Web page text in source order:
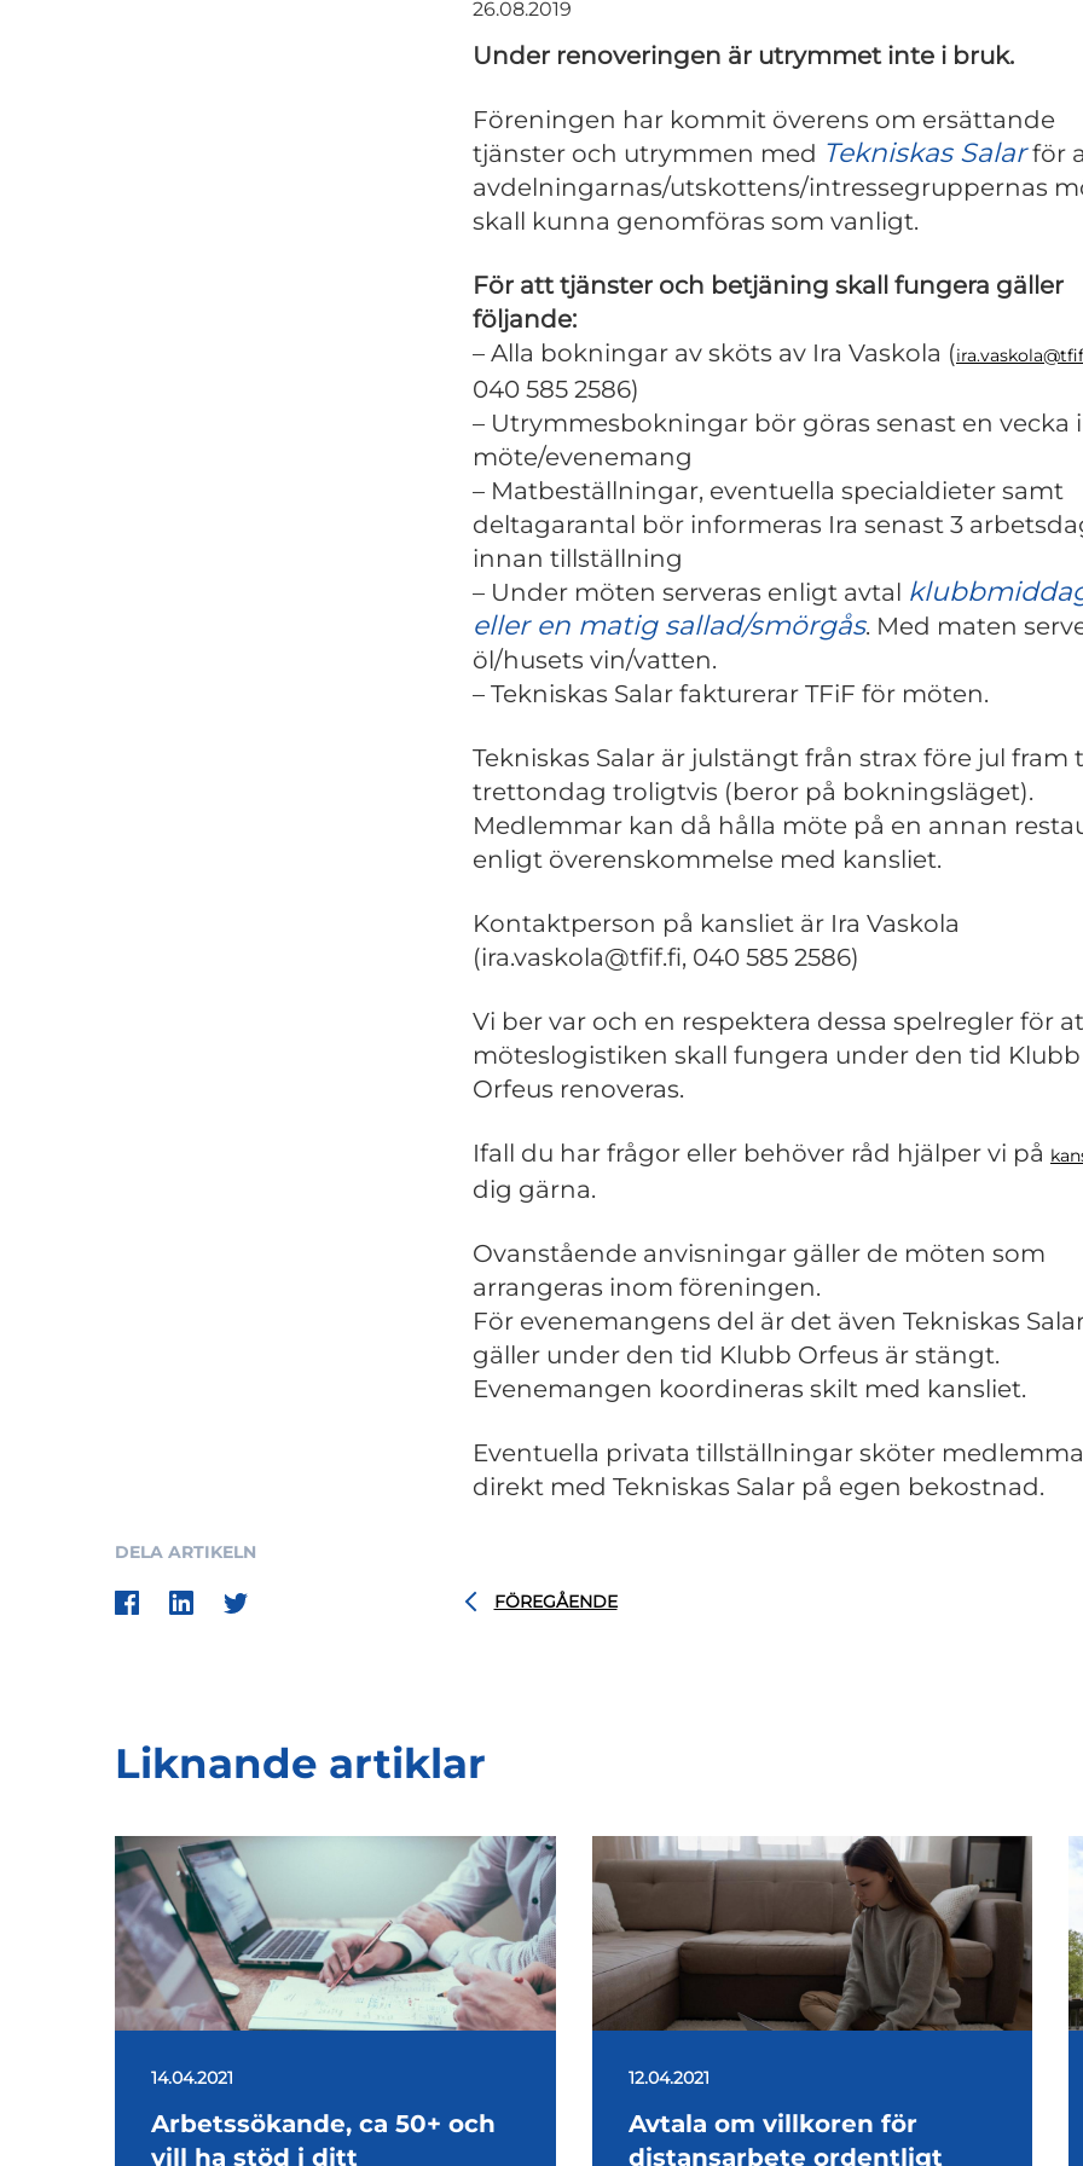
26.08.2019
Under renoveringen är utrymmet inte i bruk.
Föreningen har kommit överens om ersättande
tjänster och utrymmen med Tekniskas Salarför
avdelningarnas/utskottens/intressegruppernas
skall kunna genomföras som vanligt.
För att tjänster och betjäning skall fungera gäller
följande:
– Alla bokningar av sköts av Ira Vaskola (
040 585 2586)
– Utrymmesbokningar bör göras senast en vecka
möte/evenemang
– Matbeställningar, eventuella specialdieter samt
deltagarantal bör informeras Ira senast 3
innan tillställning
– Under möten serveras enligt avtal
eller en matig sallad/smörgås. Med maten
öl/husets vin/vatten.
– Tekniskas Salar fakturerar TFiF för möten.
Tekniskas Salar är julstängt från strax före jul fram
trettondag troligtvis (beror på bokningsläget).
Medlemmar kan då hålla möte på en annan
enligt överenskommelse med kansliet.
Kontaktperson på kansliet är Ira Vaskola
(ira.vaskola@tfif.fi, 040 585 2586)
Vi ber var och en respektera dessa spelregler för
möteslogistiken skall fungera under den tid Klubb
Orfeus renoveras.
Ifall du har frågor eller behöver råd hjälper vi på
dig gärna.
Ovanstående anvisningar gäller de möten som
arrangeras inom föreningen.
För evenemangens del är det även Tekniskas
gäller under den tid Klubb Orfeus är stängt.
Evenemangen koordineras skilt med kansliet.
Eventuella privata tillställningar sköter
direkt med Tekniskas Salar på egen bekostnad.
DELA ARTIKELN
FÖREGÅENDE
Liknande artiklar
14.04.2021
Arbetssökande, ca 50+ och
vill ha stöd i ditt
12.04.2021
Avtala om villkoren för
distansarbete ordentligt